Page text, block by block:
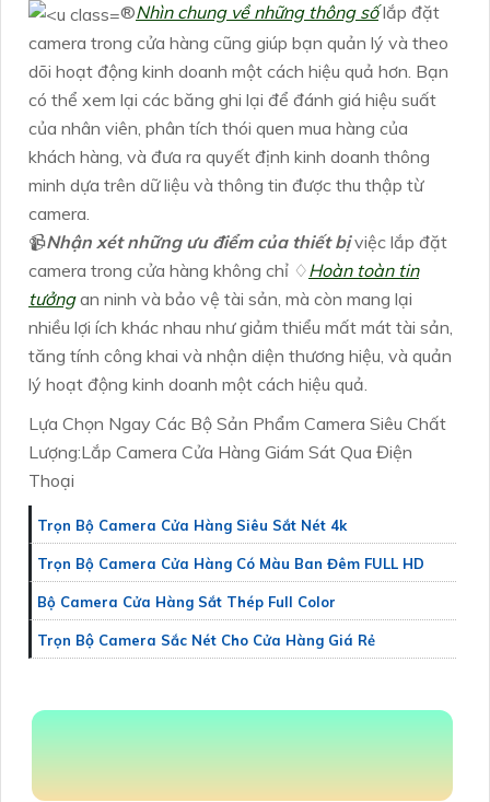
®️Nhìn chung về những thông sốlắp đặt
camera trong cửa hàng cũng giúp bạn quản lý và theo
dõi hoạt động kinh doanh một cách hiệu quả hơn. Bạn
có thể xem lại các băng ghi lại để đánh giá hiệu suất
của nhân viên, phân tích thói quen mua hàng của
khách hàng, và đưa ra quyết định kinh doanh thông
minh dựa trên dữ liệu và thông tin được thu thập từ
camera.
📹Nhận xét những ưu điểm của thiết bịviệc lắp đặt
camera trong cửa hàng không chỉ ♢Hoàn toàn tin
tưởngan ninh và bảo vệ tài sản, mà còn mang lại
nhiều lợi ích khác nhau như giảm thiểu mất mát tài sản,
tăng tính công khai và nhận diện thương hiệu, và quản
lý hoạt động kinh doanh một cách hiệu quả.
Lựa Chọn Ngay Các Bộ Sản Phẩm Camera Siêu Chất
Lượng:Lắp Camera Cửa Hàng Giám Sát Qua Điện
Thoại
Trọn Bộ Camera Cửa Hàng Siêu Sắt Nét 4k
Trọn Bộ Camera Cửa Hàng Có Màu Ban Đêm FULL HD
Bộ Camera Cửa Hàng Sắt Thép Full Color
Trọn Bộ Camera Sắc Nét Cho Cửa Hàng Giá Rẻ